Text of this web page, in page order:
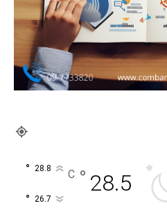
28.5
°
C
28.8
°
26.7
°